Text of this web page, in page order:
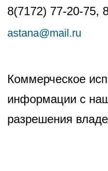
8(7172) 77-20-75,
astana@mail.ru
Коммерческое
информации с
разрешения